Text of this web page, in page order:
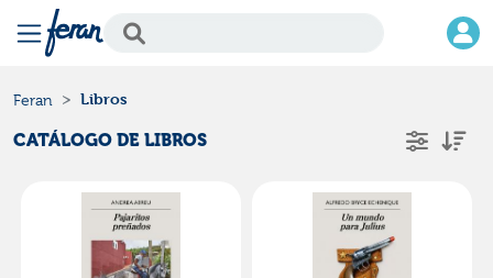
Feran Libros
CATÁLOGO DE LIBROS